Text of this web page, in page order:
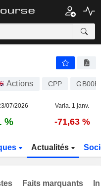
Actions CPP
07/2026 Varia. 1 janv.
% -71,63 %
Actualités
Faits marquants